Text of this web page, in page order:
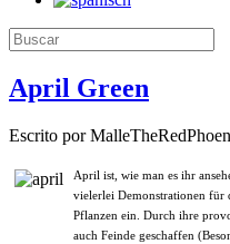
April Green
Escrito por
April ist, wie man es ihr
vielerlei Demonstrationen für
Pflanzen ein. Durch ihre
auch Feinde geschaffen